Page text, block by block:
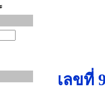
เลขที่